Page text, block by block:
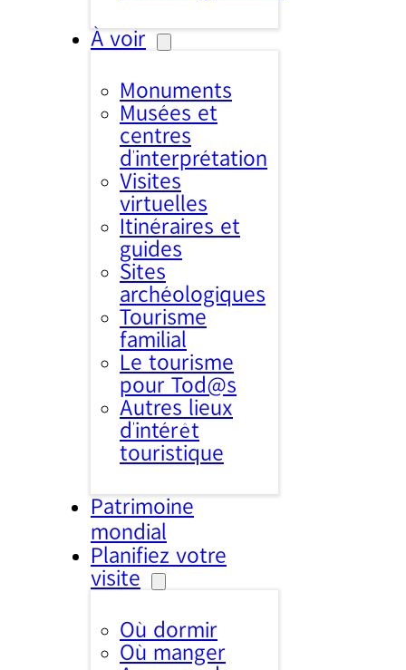
À voir
Monuments
Musées et
centres
d’interprétation
Visites
virtuelles
Itinéraires et
guides
Sites
archéologiques
Tourisme
familial
Le tourisme
pour Tod@s
Autres lieux
d'intérêt
touristique
Patrimoine
mondial
Planifiez votre
visite
Où dormir
Où manger